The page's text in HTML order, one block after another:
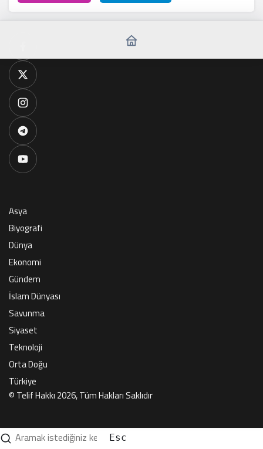
Asya
Biyografi
Dünya
Ekonomi
Gündem
İslam Dünyası
Savunma
Siyaset
Teknoloji
Orta Doğu
Türkiye
© Telif Hakkı 2026, Tüm Hakları Saklıdır
Esc